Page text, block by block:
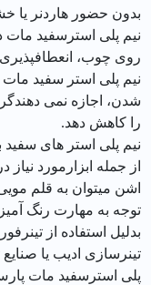
بدون حضور هاردنر
نیم پلی استرسفید
روی چوب، انعطافپذيری
نیم پلی استر سفید
شدن، اجازه نمی
را کاهش دهد.
نیم پلی استر های سفید
از جمله ابزارمورد
اشن میتوان به قلم
توجه به مهارت رنگ
تینرسازی ادیب یا
پلی استرسفید مات